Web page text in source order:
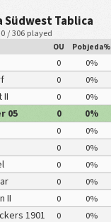
Südwest Tablica
/ 306 played
OU Pobjeda%
0 0%
0 0%
II 0 0%
05 0 0%
0 0%
0 0%
0 0%
0 0%
II 0 0%
1901 0 0%